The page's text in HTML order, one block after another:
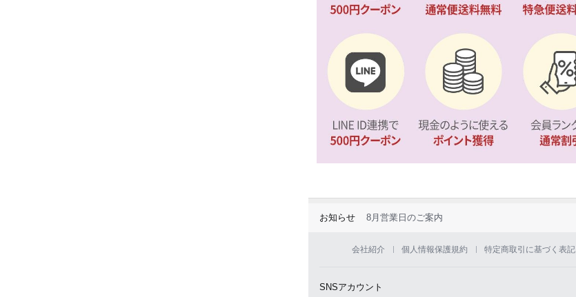
お知らせ 8月営業日のご案内
会社紹介 個人情報保護規約 特定商取引に基づく表記
SNSアカウント